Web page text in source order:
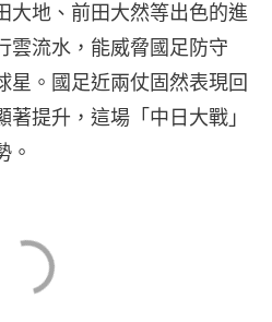
大地、前田大然等出色的進
雲流水，能威脅國足防守
星。國足近兩仗固然表現回
提升，這場「中日大戰」
。